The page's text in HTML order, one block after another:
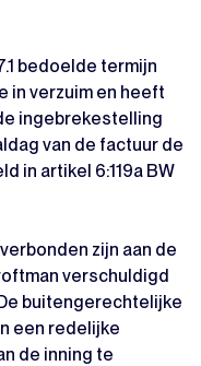
bedoelde termijn
in verzuim en heeft
ingebrekestelling
van de factuur de
in artikel 6:119a BW
zijn aan de
verschuldigd
buitengerechtelijke
een redelijke
de inning te